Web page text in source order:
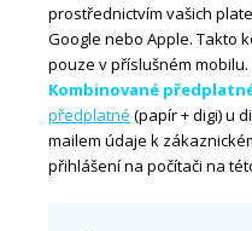
prostřednictvím vašich
Google nebo Apple. Takto
pouze v příslušném mobilu.
Kombinované
předplatné (papír + digi) u
mailem údaje k
přihlášení na počítači na